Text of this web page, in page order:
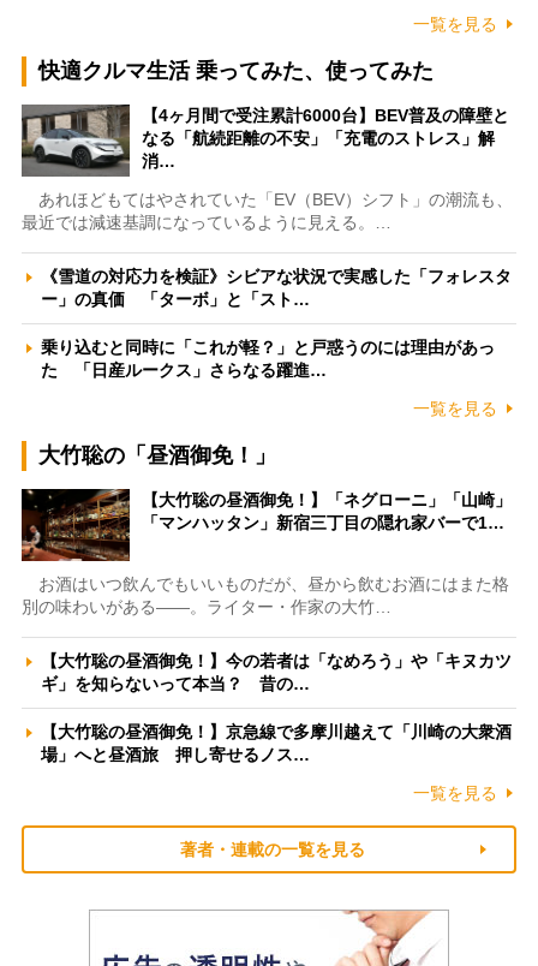
一覧を見る
快適クルマ生活 乗ってみた、使ってみた
【4ヶ月間で受注累計6000台】BEV普及の障壁と
なる「航続距離の不安」「充電のストレス」解
消…
あれほどもてはやされていた「EV（BEV）シフト」の潮流も、
最近では減速基調になっているように見える。…
《雪道の対応力を検証》シビアな状況で実感した「フォレスタ
ー」の真価 「ターボ」と「スト…
乗り込むと同時に「これが軽？」と戸惑うのには理由があっ
た 「日産ルークス」さらなる躍進…
一覧を見る
大竹聡の「昼酒御免！」
【大竹聡の昼酒御免！】「ネグローニ」「山崎」
「マンハッタン」新宿三丁目の隠れ家バーで1…
お酒はいつ飲んでもいいものだが、昼から飲むお酒にはまた格
別の味わいがある――。ライター・作家の大竹…
【大竹聡の昼酒御免！】今の若者は「なめろう」や「キヌカツ
ギ」を知らないって本当？ 昔の…
【大竹聡の昼酒御免！】京急線で多摩川越えて「川崎の大衆酒
場」へと昼酒旅 押し寄せるノス…
一覧を見る
著者・連載の一覧を見る